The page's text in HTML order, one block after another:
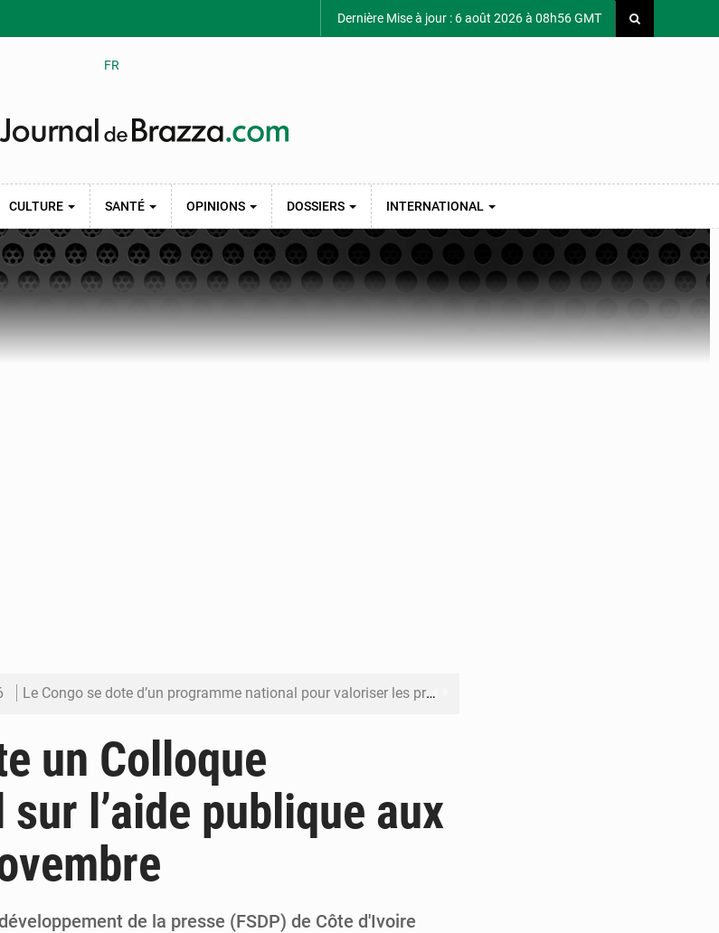
Dernière Mise à jour : 6 août 2026 à 08h56 GMT
FR
CULTURE SANTÉ OPINIONS DOSSIERS INTERNATIONAL
Le Congo se dote d’un programme national pour valoriser les produits forestiers non ligneux
Cémac : la Commission présente à Denis Sassou N’Guesso sa feuille de route
Assassinat de l’entrepreneur sportif Vally Amisi : le principal suspect arrêté à Brazzaville
Compétitions africaines : la CAF ferme la porte à l’AC Léopards et à l’AS Otohô
un Colloque
l’aide publique aux
de la presse (FSDP) de Côte d'Ivoire